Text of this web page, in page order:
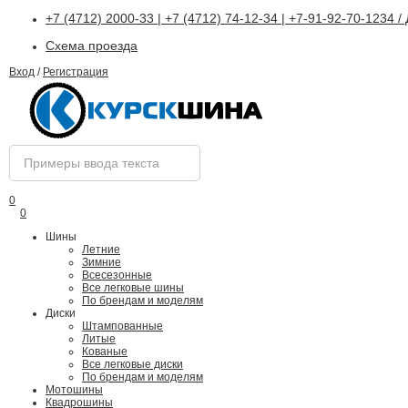
+7 (4712) 2000-33 | +7 (4712) 74-12-34 | +7-91-92-70-1234
Схема проезда
Вход / Регистрация
0
0
Шины
Летние
Зимние
Всесезонные
Все легковые шины
По брендам и моделям
Диски
Штампованные
Литые
Кованые
Все легковые диски
По брендам и моделям
Мотошины
Квадрошины